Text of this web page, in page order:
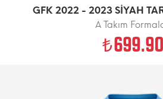
GFK 2022 - 2023 SİYAH
A Takım
699.90